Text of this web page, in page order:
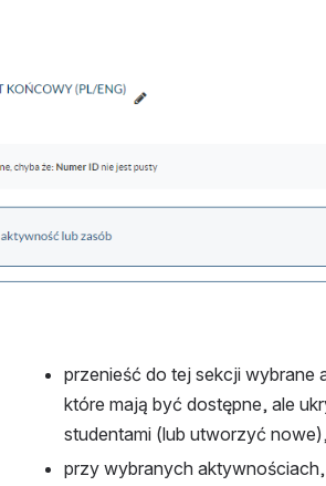
przenieść do tej sekcji wybrane
które mają być dostępne, ale
studentami (lub utworzyć
przy wybranych